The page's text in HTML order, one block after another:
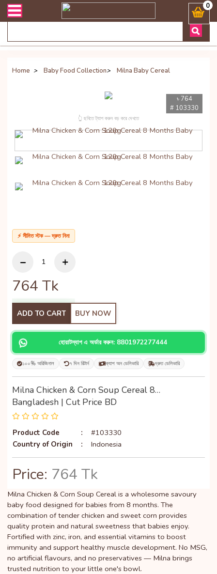
সংক্রান্ত যেকোনো জিজ্ঞাসায় কল করুনঃ ( Whatsapp ) 0
Home > Baby Food Collection> Milna Baby Cereal
৳ 764
# 103330
👆 ছবিতে ট্যাপ করুন বড় করে দেখতে
⚡ সীমিত স্টক — দ্রুত নিন!
764 Tk
ADD TO CART BUY NOW
হোয়াটস্যাপ এ অর্ডার করুন: 8801972277444
১০০% অরিজিনাল ৭ দিন রিটার্ন ক্যাশ অন ডেলিভারি দ্রুত ডেলিভারি
Milna Chicken & Corn Soup Cereal 8…
Bangladesh | Cut Price BD
Product Code :
#103330
Country of Origin
: Indonesia
Price: 764 Tk
Milna Chicken & Corn Soup Cereal is a wholesome savoury
baby food designed for babies from 8 months. The
combination of tender chicken and sweet corn provides
quality protein and natural sweetness that babies enjoy.
Fortified with zinc, iron, and essential vitamins to boost
immunity and support healthy muscle development. No MSG,
no artificial flavours, and no preservatives — Milna brings
trusted nutrition to your little one's bowl.